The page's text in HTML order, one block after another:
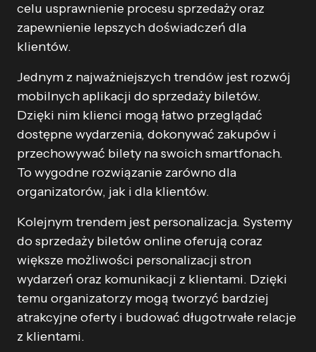
celu usprawnienie procesu sprzedaży oraz
zapewnienie lepszych doświadczeń dla
klientów.
Jednym z najważniejszych trendów jest rozwój
mobilnych aplikacji do sprzedaży biletów.
Dzięki nim klienci mogą łatwo przeglądać
dostępne wydarzenia, dokonywać zakupów i
przechowywać bilety na swoich smartfonach.
To wygodne rozwiązanie zarówno dla
organizatorów, jak i dla klientów.
Kolejnym trendem jest personalizacja. Systemy
do sprzedaży biletów online oferują coraz
większe możliwości personalizacji stron
wydarzeń oraz komunikacji z klientami. Dzięki
temu organizatorzy mogą tworzyć bardziej
atrakcyjne oferty i budować długotrwałe relacje
z klientami.